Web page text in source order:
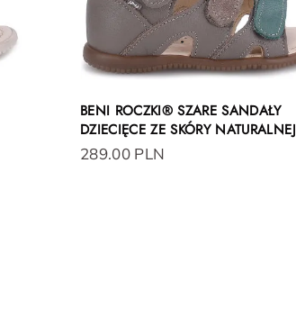
BENI ROCZKI® SZARE SANDAŁY
DZIECIĘCE ZE SKÓRY NATURALNEJ
289.00 PLN